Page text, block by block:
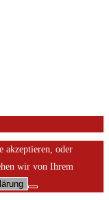
akzeptieren, oder
wir von Ihrem